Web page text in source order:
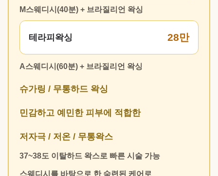
M스웨디시(40분) + 브라질리언 왁싱
테라피왁싱 28만
A스웨디시(60분) + 브라질리언 왁싱
슈가링 / 무통하드 왁싱
민감하고 예민한 피부에 적합한
저자극 / 저온 / 무통왁스
37~38도 이탈하드 왁스로 빠른 시술 가능
스웨디시를 바탕으로 한 숙련된 케어로